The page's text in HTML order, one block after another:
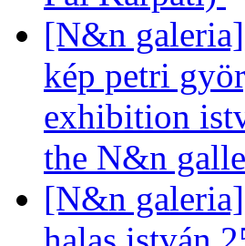
[N&n
kép petri
exhibition
the N&n
[N&n